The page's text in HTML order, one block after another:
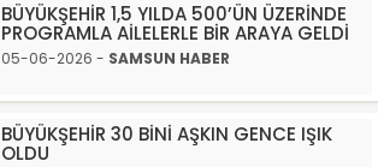
BÜYÜKŞEHİR 1,5 YILDA 500’ÜN ÜZERİNDE
PROGRAMLA AİLELERLE BİR ARAYA GELDİ
05-06-2026 - SAMSUN HABER
BÜYÜKŞEHİR 30 BİNİ AŞKIN GENCE IŞIK
OLDU